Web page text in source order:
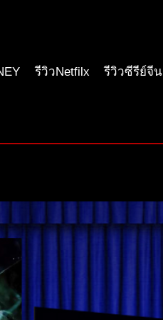
รีวิวNetfilx รีวิวซีรีย์จีน